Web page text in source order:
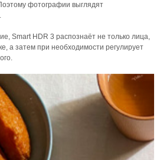
фотографии выглядят
Smart HDR 3 распознаёт не только лица,
а затем при необходимости регулирует